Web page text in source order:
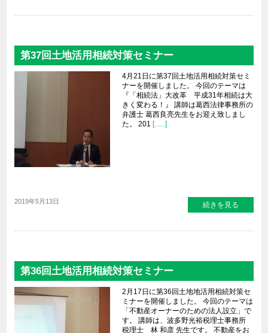
第37回土地活用相続対策セミナー
4月21日に第37回土地活用相続対策セミ
ナーを開催しました。 今回のテーマは
『「相続法」大改革 平成31年相続は大
きく変わる！』 講師は葛西法律事務所の
弁護士 葛西良亮先生をお迎え致しまし
た。 201 […..]
2019年5月13日 続きを見る
第36回土地活用相続対策セミナー
2月17日に第36回土地地活用相続対策セ
ミナーを開催しました。 今回のテーマは
「不動産オーナーのための法人設立」で
す。 講師は、波多野光裕税理士事務所
税理士 林 和彦 先生です。 不動産をお